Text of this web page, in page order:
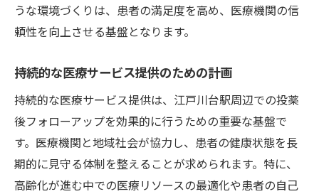
うな環境づくりは、患者の満足度を高め、医療機関の信
頼性を向上させる基盤となります。
持続的な医療サービス提供のための計画
持続的な医療サービス提供は、江戸川台駅周辺での投薬
後フォローアップを効果的に行うための重要な基盤で
す。医療機関と地域社会が協力し、患者の健康状態を長
期的に見守る体制を整えることが求められます。特に、
高齢化が進む中での医療リソースの最適化や患者の自己